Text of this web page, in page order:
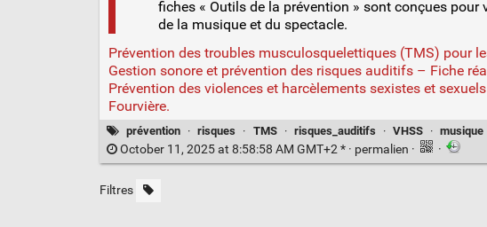
fiches « Outils de la prévention » sont conçues
de la musique et du spectacle.
Prévention des troubles musculosquelettiques (TMS) pour
Gestion sonore et prévention des risques auditifs – Fiche
Prévention des violences et harcèlements sexistes et
Fourvière.
prévention · risques · TMS · risques_auditifs · VHSS · musique
October 11, 2025 at 8:58:58 AM GMT+2 * · permalien · ·
Filtres